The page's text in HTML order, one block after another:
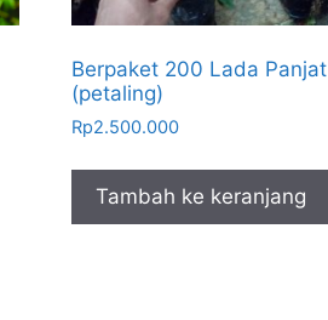
Berpaket 200 Lada Panjat
(petaling)
Rp2.500.000
Tambah ke keranjang